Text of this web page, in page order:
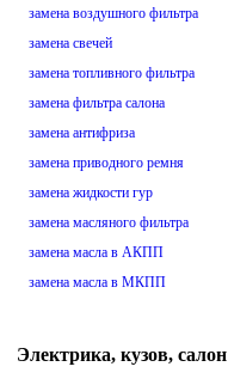
замена воздушного фильтра
замена свечей
замена топливного фильтра
замена фильтра салона
замена антифриза
замена приводного ремня
замена жидкости гур
замена масляного фильтра
замена масла в АКПП
замена масла в МКПП
Электрика, кузов, салон